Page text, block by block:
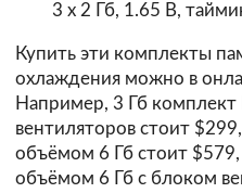
3 x 2 Гб, 1.65 В,
Купить эти комплекты
охлаждения можно в
Например, 3 Гб
вентиляторов стоит
объёмом 6 Гб стоит
объёмом 6 Гб с блоком